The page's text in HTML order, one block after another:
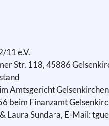
11 e.V.
Str. 118, 45886
Amtsgericht Gelsenkirchen
beim Finanzamt
Laura Sundara, E-Mail: